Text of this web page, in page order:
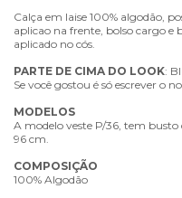
Calça em laise 100% algodão,
aplicao na frente, bolso cargo e
aplicado no cós.
PARTE DE CIMA DO LOOK:
Se você gostou é só escrever o
MODELOS
A modelo veste P/36, tem
96 cm.
COMPOSIÇÃO
100% Algodão